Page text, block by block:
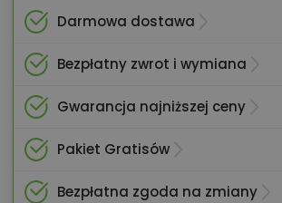
Darmowa dostawa
Bezpłatny zwrot i wymiana
Gwarancja najniższej ceny
Pakiet Gratisów
Bezpłatna zgoda na zmiany